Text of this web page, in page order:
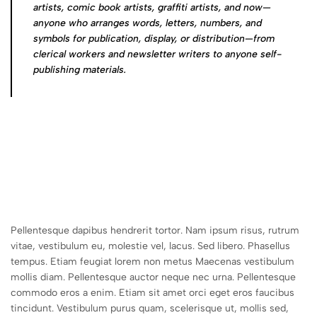
artists, comic book artists, graffiti artists, and now—
anyone who arranges words, letters, numbers, and
symbols for publication, display, or distribution—from
clerical workers and newsletter writers to anyone self-
publishing materials.
Pellentesque dapibus hendrerit tortor. Nam ipsum risus, rutrum
vitae, vestibulum eu, molestie vel, lacus. Sed libero. Phasellus
tempus. Etiam feugiat lorem non metus Maecenas vestibulum
mollis diam. Pellentesque auctor neque nec urna. Pellentesque
commodo eros a enim. Etiam sit amet orci eget eros faucibus
tincidunt. Vestibulum purus quam, scelerisque ut, mollis sed,